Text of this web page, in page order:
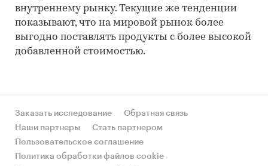
внутреннему рынку. Текущие же тенденции
показывают, что на мировой рынок более
выгодно поставлять продукты с более высокой
добавленной стоимостью.
Заказать исследование
Обратная связь
Наши партнеры
Стать партнером
Пользовательское соглашение
Политика обработки файлов cookie